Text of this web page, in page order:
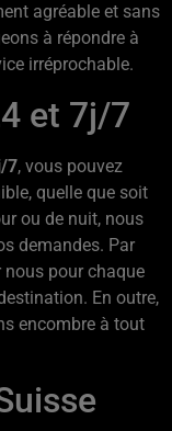
agréable et sans
à répondre à
irréprochable.
et 7j/7
7, vous pouvez
quelle que soit
ou de nuit, nous
demandes. Par
pour chaque
En outre,
encombre à tout